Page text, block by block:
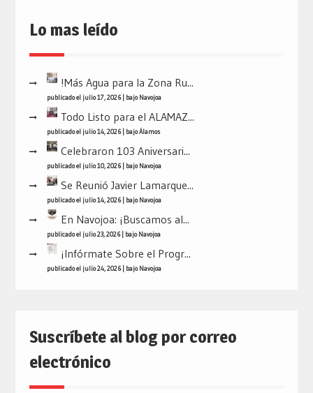
Lo mas leído
!Más Agua para la Zona Ru...
publicado el julio 17, 2026| bajoNavojoa
Todo Listo para el ALAMAZ...
publicado el julio 14, 2026| bajoÁlamos
Celebraron 103 Aniversari...
publicado el julio 10, 2026| bajoNavojoa
Se Reunió Javier Lamarque...
publicado el julio 14, 2026| bajoNavojoa
En Navojoa: ¡Buscamos al...
publicado el julio 23, 2026| bajoNavojoa
¡Infórmate Sobre el Progr...
publicado el julio 24, 2026| bajoNavojoa
Suscríbete al blog por correo
electrónico